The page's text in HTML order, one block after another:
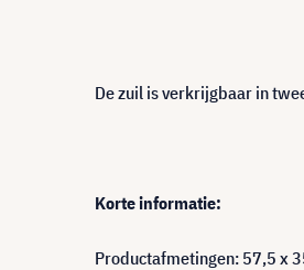
De zuil is verkrijgbaar in
Korte informatie:
Productafmetingen: 57,5 x